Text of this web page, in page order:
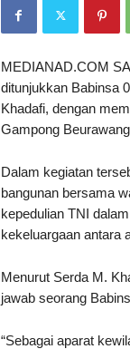
MEDIANAD.COM
ditunjukkan Babinsa
Khadafi, dengan
Gampong
Dalam kegiatan
bangunan bersama
kepedulian TNI
kekeluargaan antara
Menurut Serda M.
jawab seorang
“Sebagai aparat